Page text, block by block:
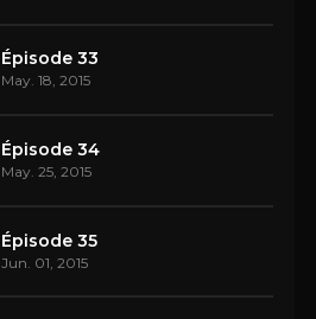
Épisode 33
May. 18, 2015
Épisode 34
May. 25, 2015
Épisode 35
Jun. 01, 2015